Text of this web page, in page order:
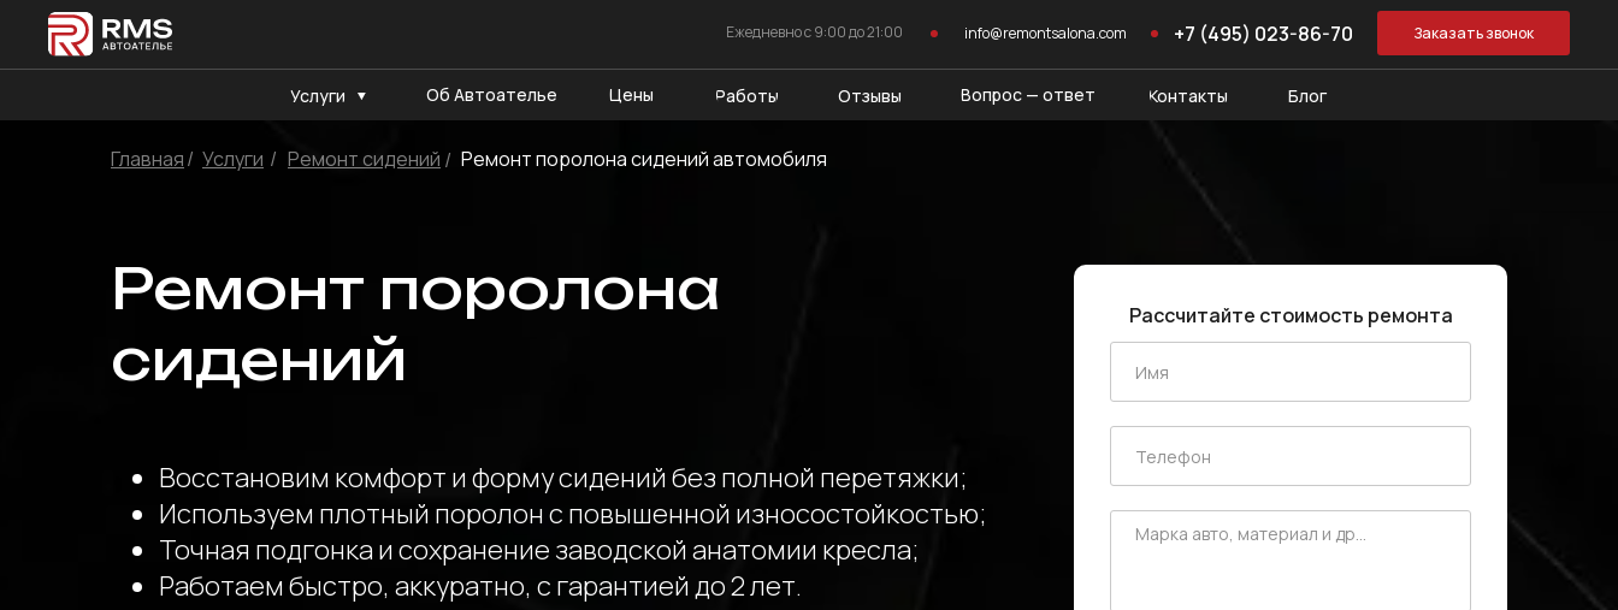
Заказать звонок
Услуги Об Автоателье Цены Отзывы Вопрос — ответ
+7 (495) 023-86-70
info@remontsalona.com
Контакты Блог
Работы
Ежедневно c 9:00 до 21:00
Рассчитайте стоимость ремонта
Главная/ Ремонт сидений Ремонт поролона сидений автомобиля
/
Услуги /
Восстановим комфорт и форму сидений без полной перетяжки;
Используем плотный поролон с повышенной износостойкостью;
Точная подгонка и сохранение заводской анатомии кресла;
Работаем быстро, аккуратно, с гарантией до 2 лет.
Ремонт поролона
сидений